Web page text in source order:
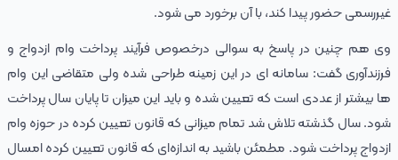
غیررسمی حضور پیدا کند، با آن برخورد می‌ شود.
وی هم ‌چنین در پاسخ به سوالی درخصوص فرآیند پرداخت وام ازدواج و
فرزندآوری گفت: سامانه‌ ای در این زمینه طراحی شده ولی متقاضی این وام‌
ها بیشتر از عددی است که تعیین شده و باید این میزان تا پایان سال پرداخت
شود. سال گذشته تلاش شد تمام میزانی که قانون تعیین کرده در حوزه وام
ازدواج پرداخت شود. مطمئن باشید به‌ اندازه‌ای که قانون تعیین کرده امسال